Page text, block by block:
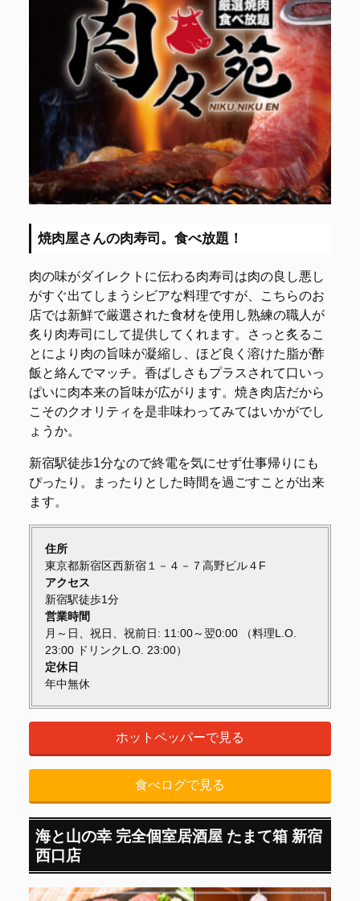
焼肉屋さんの肉寿司。食べ放題！
肉の味がダイレクトに伝わる肉寿司は肉の良し悪し
がすぐ出てしまうシビアな料理ですが、こちらのお
店では新鮮で厳選された食材を使用し熟練の職人が
炙り肉寿司にして提供してくれます。さっと炙るこ
とにより肉の旨味が凝縮し、ほど良く溶けた脂が酢
飯と絡んでマッチ。香ばしさもプラスされて口いっ
ぱいに肉本来の旨味が広がります。焼き肉店だから
こそのクオリティを是非味わってみてはいかがでし
ょうか。
新宿駅徒歩1分なので終電を気にせず仕事帰りにも
ぴったり。まったりとした時間を過ごすことが出来
ます。
住所
東京都新宿区西新宿１－４－７高野ビル４F
アクセス
新宿駅徒歩1分
営業時間
月～日、祝日、祝前日: 11:00～翌0:00 （料理L.O.
23:00 ドリンクL.O. 23:00）
定休日
年中無休
ホットペッパーで見る
食べログで見る
海と山の幸 完全個室居酒屋 たまて箱 新宿
西口店